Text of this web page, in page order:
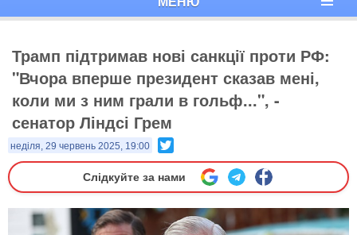
Трамп підтримав нові санкції проти РФ:
"Вчора вперше президент сказав мені,
коли ми з ним грали в гольф...", -
сенатор Ліндсі Грем
неділя, 29 червень 2025, 19:00
Слідкуйте за нами